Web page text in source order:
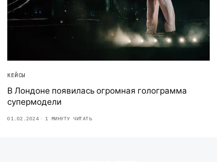
КЕЙСЫ
В Лондоне появилась огромная голограмма
супермодели
01.02.2024 1 МИНУТУ ЧИТАТЬ